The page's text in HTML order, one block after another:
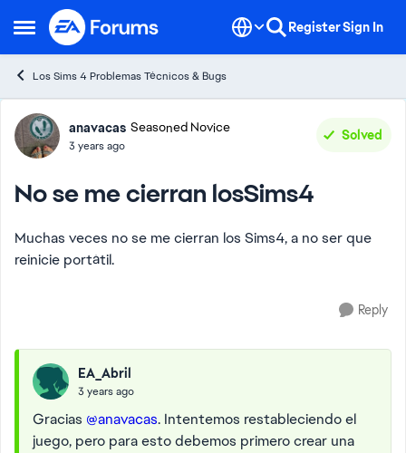
Open Side Menu
Skip to content RegisterSign In
Los Sims 4 Problemas Técnicos & Bugs
Forum Discussion
anavacas Seasoned Novice
3 years ago
Solved
No se me cierran losSims4
Muchas veces no se me cierran los Sims4, a no ser que
reinicie portátil.
Reply
EA_Abril
3 years ago
Gracias @anavacas. Intentemos restableciendo el
juego, pero para esto debemos primero crear una